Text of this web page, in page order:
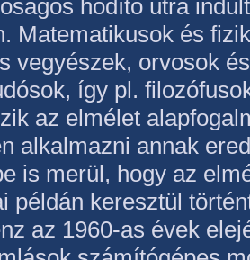
hódító útra
Matematikusok és
vegyészek, orvosok
így pl.
az elmélet
alkalmazni annak
is merül, hogy az
példán keresztül
az 1960-as évek